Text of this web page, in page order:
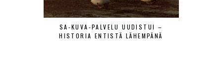
SA-KUVA-PALVELU UUDISTUI –
HISTORIA ENTISTÄ LÄHEMPÄNÄ